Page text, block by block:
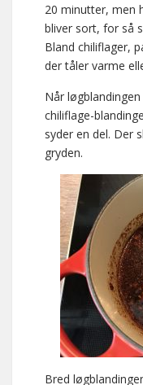
20 minutter, men
bliver sort, for så
Bland chiliflager,
der tåler varme
Når
chiliflage-
syder en del. Der
gryden.
Bred